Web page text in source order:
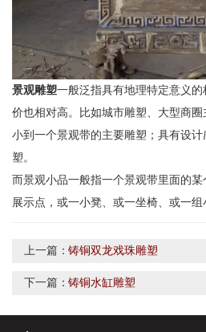
景观雕塑一般泛指具有地理特定意义
价也相对高。比如城市雕塑、大型商圈
小到一个景观带的主要雕塑；具有设
塑。
而景观小品一般指一个景观带里面的
展示点，或一小凳、或一坐椅、或一
上一篇：铸铜双龙戏珠雕塑
下一篇：铸铜水缸雕塑